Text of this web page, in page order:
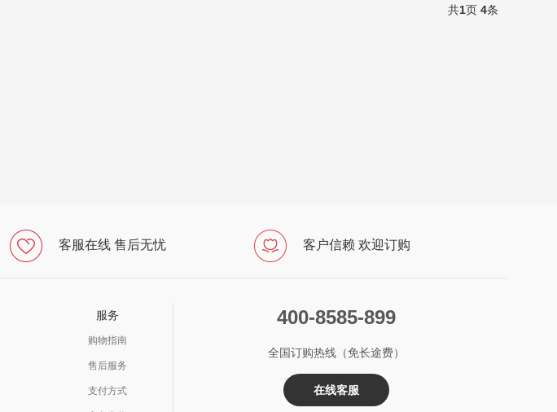
共1页 4条
客服在线 售后无忧 客户信赖 欢迎订购
服务
购物指南
售后服务
支付方式
400-8585-899
全国订购热线（免长途费）
在线客服